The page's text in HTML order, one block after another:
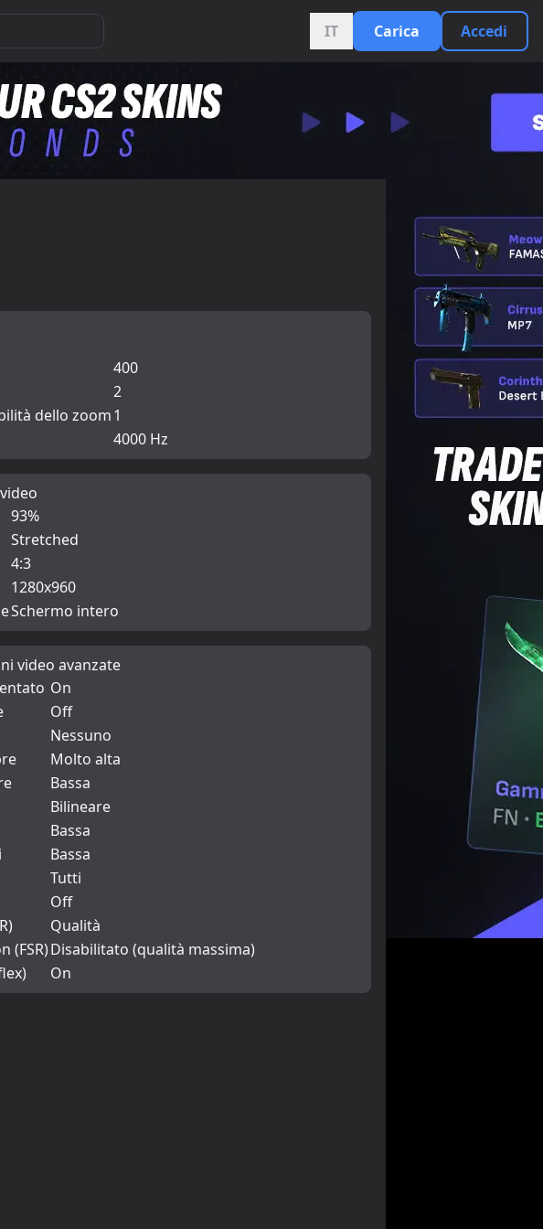
IT Carica Accedi
400
2
dello zoom1
4000 Hz
93%
Stretched
4:3
1280x960
Schermo intero
video avanzate
On
Off
Nessuno
Molto alta
Bassa
Bilineare
Bassa
Bassa
Tutti
Off
Qualità
(FSR)Disabilitato (qualità massima)
On